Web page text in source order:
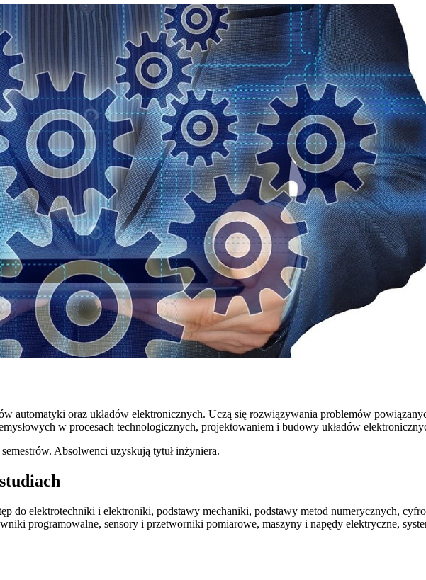
automatyki oraz układów elektronicznych. Uczą się rozwiązywania problemów
w procesach technologicznych, projektowaniem i budowy układów
Absolwenci uzyskują tytuł inżyniera.
do elektrotechniki i elektroniki, podstawy mechaniki, podstawy metod numerycznych,
programowalne, sensory i przetworniki pomiarowe, maszyny i napędy elektryczne,